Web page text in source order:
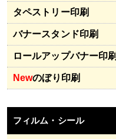
タペストリー印刷
バナースタンド印刷
ロールアップバナー印刷
Newのぼり印刷
フィルム・シール